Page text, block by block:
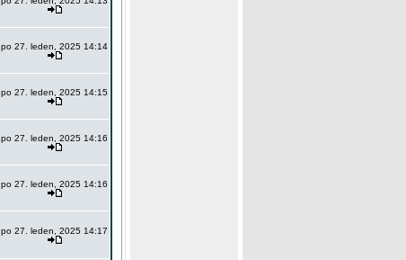
po 27. leden, 2025 14:14
po 27. leden, 2025 14:15
po 27. leden, 2025 14:16
po 27. leden, 2025 14:16
po 27. leden, 2025 14:17